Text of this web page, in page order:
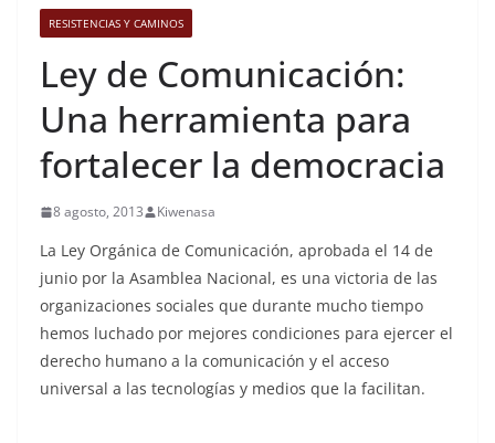
RESISTENCIAS Y CAMINOS
Ley de Comunicación:
Una herramienta para
fortalecer la democracia
8 agosto, 2013 Kiwenasa
La Ley Orgánica de Comunicación, aprobada el 14 de
junio por la Asamblea Nacional, es una victoria de las
organizaciones sociales que durante mucho tiempo
hemos luchado por mejores condiciones para ejercer el
derecho humano a la comunicación y el acceso
universal a las tecnologías y medios que la facilitan.